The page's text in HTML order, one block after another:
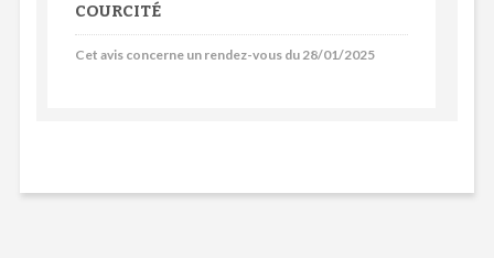
COURCITÉ
Cet avis concerne un rendez-vous du 28/01/2025